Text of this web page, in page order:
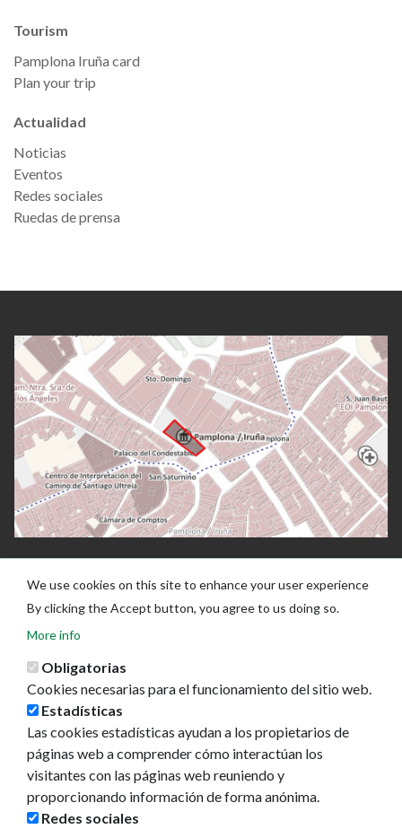
Tourism
Pamplona Iruña card
Plan your trip
Actualidad
Noticias
Eventos
Redes sociales
Ruedas de prensa
Ayuntamiento de Pamplona
Plaza Consistorial, s/n
31001 - Pamplona
948 420 100
We use cookies on this site to enhance your user experience
By clicking the Accept button, you agree to us doing so.
More info
Obligatorias
Cookies necesarias para el funcionamiento del sitio web.
Estadísticas
Las cookies estadísticas ayudan a los propietarios de
páginas web a comprender cómo interactúan los
visitantes con las páginas web reuniendo y
proporcionando información de forma anónima.
Redes sociales